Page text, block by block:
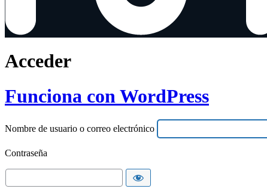
Acceder
Funciona con WordPress
Nombre de usuario o correo electrónico
Contraseña